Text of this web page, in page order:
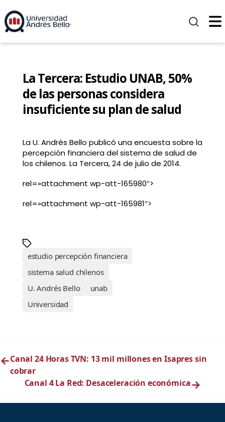
La Tercera: Estudio UNAB, 50%
de las personas considera
insuficiente su plan de salud
La U. Andrés Bello publicó una encuesta sobre la
percepción financiera del sistema de salud de
los chilenos. La Tercera, 24 de julio de 2014.
rel=»attachment wp-att-165980″>
rel=»attachment wp-att-165981″>
estudio percepción financiera
sistema salud chilenos
U. Andrés Bello
unab
Universidad
←Canal 24 Horas TVN: 13 mil millones en Isapres sin
cobrar
Canal 4 La Red: Desaceleración económica→